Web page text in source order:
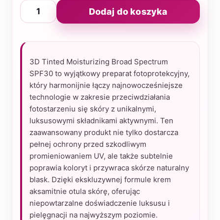
3D Tinted Moisturizing Broad Spectrum
SPF30 to wyjątkowy preparat fotoprotekcyjny,
który harmonijnie łączy najnowocześniejsze
technologie w zakresie przeciwdziałania
fotostarzeniu się skóry z unikalnymi,
luksusowymi składnikami aktywnymi. Ten
zaawansowany produkt nie tylko dostarcza
pełnej ochrony przed szkodliwym
promieniowaniem UV, ale także subtelnie
poprawia koloryt i przywraca skórze naturalny
blask. Dzięki ekskluzywnej formule krem
aksamitnie otula skórę, oferując
niepowtarzalne doświadczenie luksusu i
pielęgnacji na najwyższym poziomie.
ilość
3D
Moisturizing
Broad
Spectrum
SPF30
krem
fotoprotekcyjny
56,7
Dodaj do koszyka